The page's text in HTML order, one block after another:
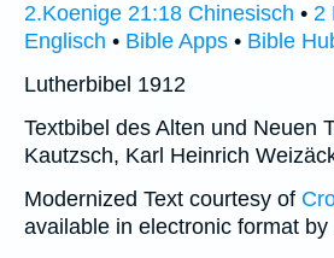
2.Koenige 21:18 Chinesisch • 2
Englisch • Bible Apps • Bible
Lutherbibel 1912
Textbibel des Alten und Neuen
Kautzsch, Karl Heinrich
Modernized Text courtesy of
available in electronic format